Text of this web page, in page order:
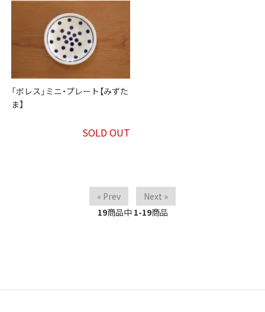
「ボレス」ミニ・プレート【みずた
ま】
SOLD OUT
« Prev
Next »
19商品中 1-19商品